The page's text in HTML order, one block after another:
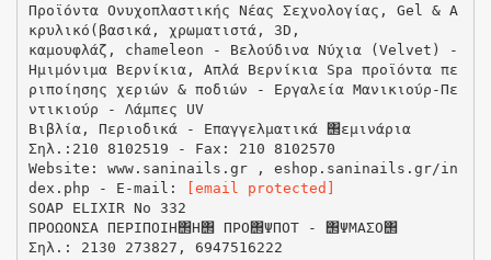
Προϊόντα Ονυχοπλαστικής Νέας Σεχνολογίας, Gel & Α
κρυλικό(βασικά, χρωματιστά, 3D,
καμουφλάζ, chameleon - Βελούδινα Νύχια (Velvet) -
Ημιμόνιμα Βερνίκια, Απλά Βερνίκια Spa προϊόντα πε
ριποίησης χεριών & ποδιών - Εργαλεία Μανικιούρ-Πε
ντικιούρ - Λάμπες UV
Βιβλία, Περιοδικά - Επαγγελματικά ΢εμινάρια
Σηλ.:210 8102519 - Fax: 210 8102570
Website: www.saninails.gr , eshop.saninails.gr/in
dex.php - E-mail:
[email protected]
SOAP ELIXIR Νο 332
ΠΡΟΩΟΝΣΑ ΠΕΡΙΠΟΙΗ΢Η΢ ΠΡΟ΢ΨΠΟΤ - ΢ΨΜΑΣΟ΢
Σηλ.: 2130 273827, 6947516222